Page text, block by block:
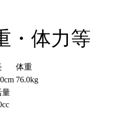
・体力等
体重
76.0kg
量